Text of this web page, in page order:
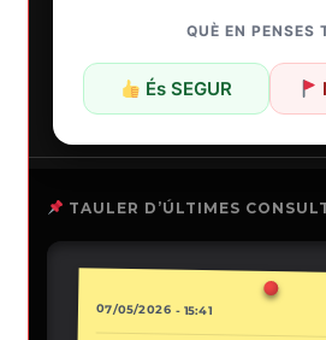
QUÈ EN PENSES
És SEGUR
TAULER D’ÚLTIMES
07/05/2026 - 15:41